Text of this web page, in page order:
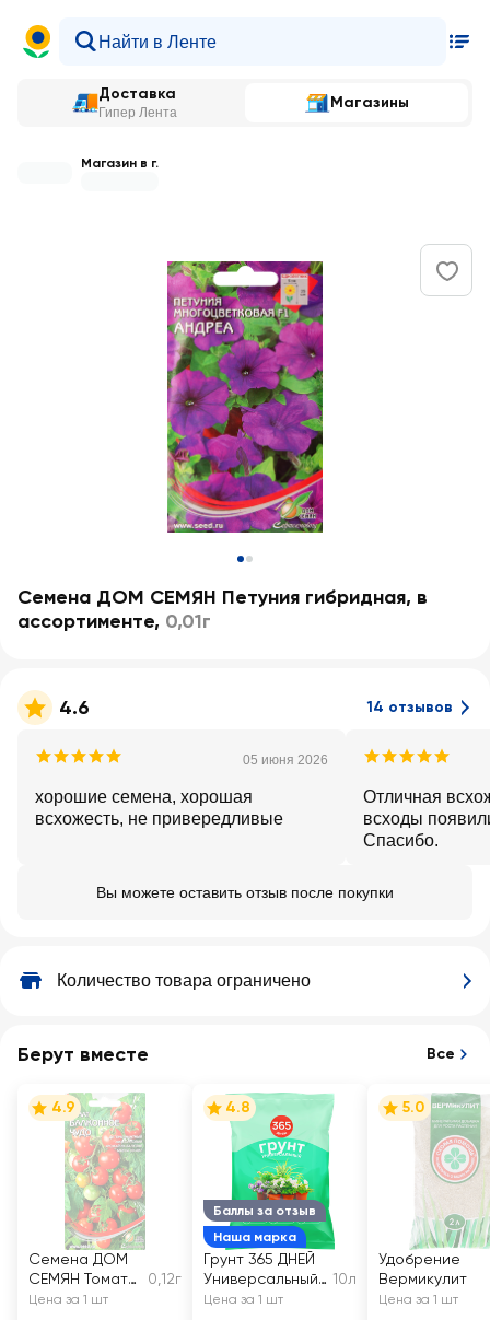
Доставка
Гипер Лента
Магазины
Магазин в г.
Семена ДОМ СЕМЯН Петуния гибридная, в
ассортименте, 0,01г
4.6 14 отзывов
05 июня 2026
хорошие семена, хорошая
всхожесть, не привередливые
Отличная
всходы
Спасибо.
Вы можете оставить отзыв после покупки
Количество товара ограничено
Берут вместе Все
4.9
Семена ДОМ
СЕМЯН Томат
Балконное
0,12г
Цена за 1 шт
Баллы за отзыв
Наша марка
4.8
Грунт 365 ДНЕЙ
Универсальный
2
10л
Цена за 1 шт
5.0
Удобрение
Вермикулит
Цена за 1 шт